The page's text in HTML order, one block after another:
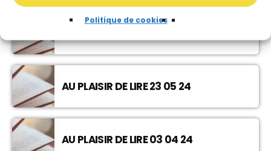
Politique de cookies
AU PLAISIR DE LIRE 23 05 24
AU PLAISIR DE LIRE 03 04 24